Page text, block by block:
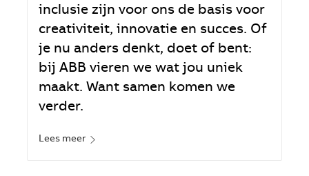
inclusie zijn voor ons de basis voor
creativiteit, innovatie en succes. Of
je nu anders denkt, doet of bent:
bij ABB vieren we wat jou uniek
maakt. Want samen komen we
verder.
Lees meer